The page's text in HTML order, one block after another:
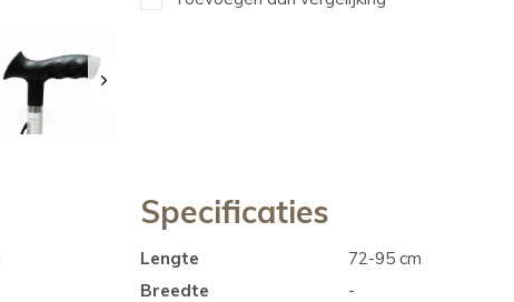
Specificaties
Lengte
72-95 cm
Breedte
-